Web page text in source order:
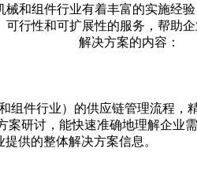
和组件行业有着丰富的实施经
、集成性、可行性和可扩
内容：
件行业）的供应链管理流程，
研讨，能快速准确地理解企业
供的整体解决方案信息。